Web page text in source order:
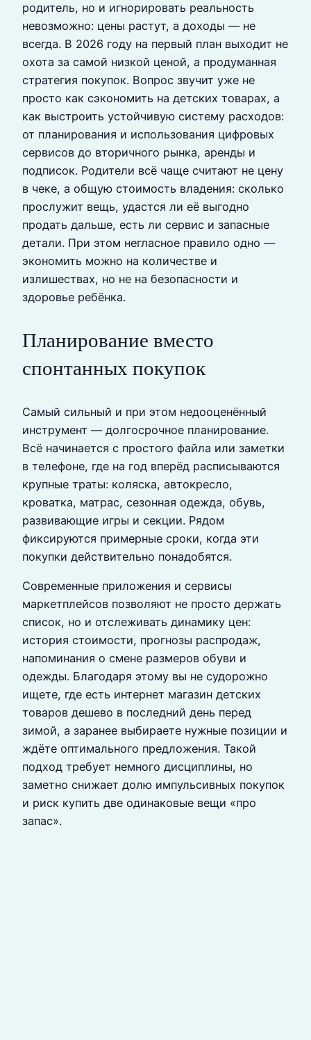
родитель, но и игнорировать реальность
невозможно: цены растут, а доходы — не
всегда. В 2026 году на первый план выходит не
охота за самой низкой ценой, а продуманная
стратегия покупок. Вопрос звучит уже не
просто как сэкономить на детских товарах, а
как выстроить устойчивую систему расходов:
от планирования и использования цифровых
сервисов до вторичного рынка, аренды и
подписок. Родители всё чаще считают не цену
в чеке, а общую стоимость владения: сколько
прослужит вещь, удастся ли её выгодно
продать дальше, есть ли сервис и запасные
детали. При этом негласное правило одно —
экономить можно на количестве и
излишествах, но не на безопасности и
здоровье ребёнка.
Планирование вместо
спонтанных покупок
Самый сильный и при этом недооценённый
инструмент — долгосрочное планирование.
Всё начинается с простого файла или заметки
в телефоне, где на год вперёд расписываются
крупные траты: коляска, автокресло,
кроватка, матрас, сезонная одежда, обувь,
развивающие игры и секции. Рядом
фиксируются примерные сроки, когда эти
покупки действительно понадобятся.
Современные приложения и сервисы
маркетплейсов позволяют не просто держать
список, но и отслеживать динамику цен:
история стоимости, прогнозы распродаж,
напоминания о смене размеров обуви и
одежды. Благодаря этому вы не судорожно
ищете, где есть интернет магазин детских
товаров дешево в последний день перед
зимой, а заранее выбираете нужные позиции и
ждёте оптимального предложения. Такой
подход требует немного дисциплины, но
заметно снижает долю импульсивных покупок
и риск купить две одинаковые вещи «про
запас».